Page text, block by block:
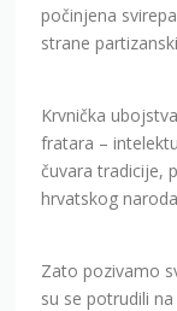
počinjena
strane
Krvnička
fratara –
čuvara tradicije,
hrvatskog
Zato pozivamo
su se potrudili